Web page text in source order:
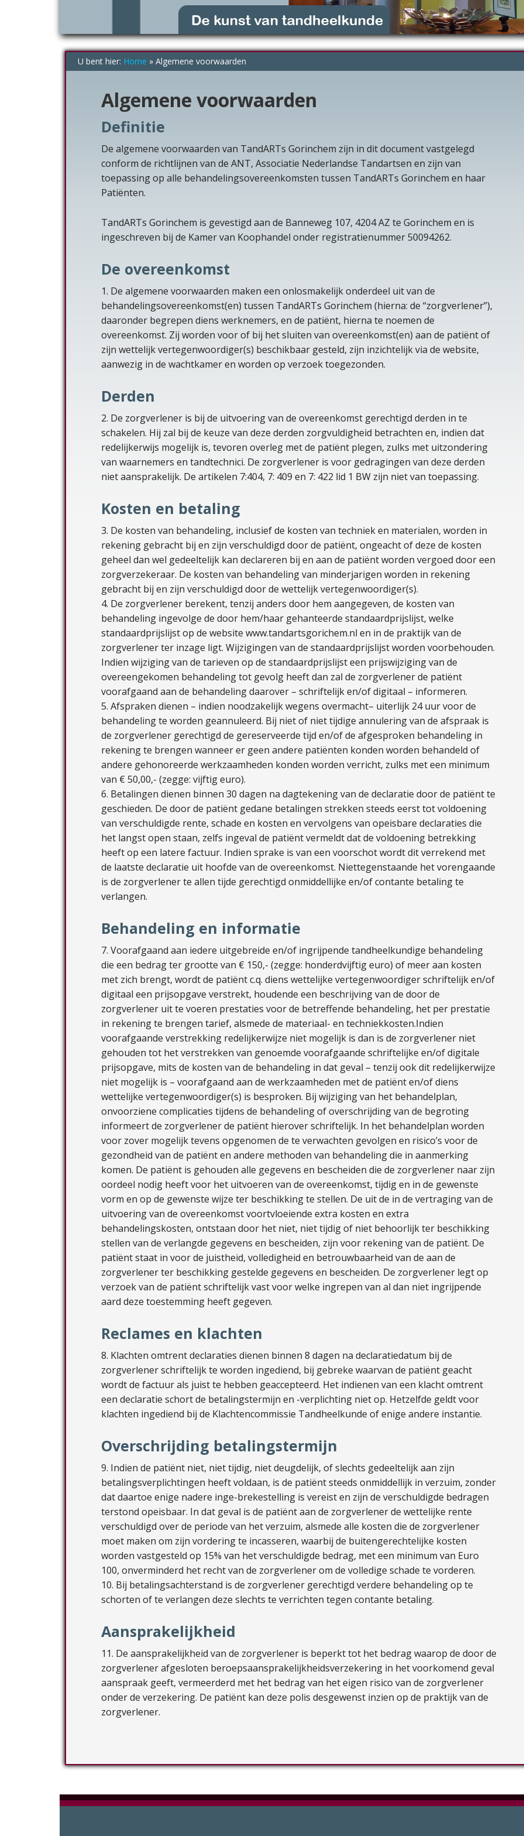
U bent hier: Home » Algemene voorwaarden
Algemene voorwaarden
Definitie
De algemene voorwaarden van TandARTs Gorinchem zijn in dit document vastgelegd
conform de richtlijnen van de ANT, Associatie Nederlandse Tandartsen en zijn van
toepassing op alle behandelingsovereenkomsten tussen TandARTs Gorinchem en haar
Patiënten.
TandARTs Gorinchem is gevestigd aan de Banneweg 107, 4204 AZ te Gorinchem en is
ingeschreven bij de Kamer van Koophandel onder registratienummer 50094262.
De overeenkomst
1. De algemene voorwaarden maken een onlosmakelijk onderdeel uit van de
behandelingsovereenkomst(en) tussen TandARTs Gorinchem (hierna: de “zorgverlener”),
daaronder begrepen diens werknemers, en de patiënt, hierna te noemen de
overeenkomst. Zij worden voor of bij het sluiten van overeenkomst(en) aan de patiënt of
zijn wettelijk vertegenwoordiger(s) beschikbaar gesteld, zijn inzichtelijk via de website,
aanwezig in de wachtkamer en worden op verzoek toegezonden.
Derden
2. De zorgverlener is bij de uitvoering van de overeenkomst gerechtigd derden in te
schakelen. Hij zal bij de keuze van deze derden zorgvuldigheid betrachten en, indien dat
redelijkerwijs mogelijk is, tevoren overleg met de patiënt plegen, zulks met uitzondering
van waarnemers en tandtechnici. De zorgverlener is voor gedragingen van deze derden
niet aansprakelijk. De artikelen 7:404, 7: 409 en 7: 422 lid 1 BW zijn niet van toepassing.
Kosten en betaling
3. De kosten van behandeling, inclusief de kosten van techniek en materialen, worden in
rekening gebracht bij en zijn verschuldigd door de patiënt, ongeacht of deze de kosten
geheel dan wel gedeeltelijk kan declareren bij en aan de patiënt worden vergoed door een
zorgverzekeraar. De kosten van behandeling van minderjarigen worden in rekening
gebracht bij en zijn verschuldigd door de wettelijk vertegenwoordiger(s).
4. De zorgverlener berekent, tenzij anders door hem aangegeven, de kosten van
behandeling ingevolge de door hem/haar gehanteerde standaardprijslijst, welke
standaardprijslijst op de website www.tandartsgorichem.nl en in de praktijk van de
zorgverlener ter inzage ligt. Wijzigingen van de standaardprijslijst worden voorbehouden.
Indien wijziging van de tarieven op de standaardprijslijst een prijswijziging van de
overeengekomen behandeling tot gevolg heeft dan zal de zorgverlener de patiënt
voorafgaand aan de behandeling daarover – schriftelijk en/of digitaal – informeren.
5. Afspraken dienen – indien noodzakelijk wegens overmacht– uiterlijk 24 uur voor de
behandeling te worden geannuleerd. Bij niet of niet tijdige annulering van de afspraak is
de zorgverlener gerechtigd de gereserveerde tijd en/of de afgesproken behandeling in
rekening te brengen wanneer er geen andere patiënten konden worden behandeld of
andere gehonoreerde werkzaamheden konden worden verricht, zulks met een minimum
van € 50,00,- (zegge: vijftig euro).
6. Betalingen dienen binnen 30 dagen na dagtekening van de declaratie door de patiënt te
geschieden. De door de patiënt gedane betalingen strekken steeds eerst tot voldoening
van verschuldigde rente, schade en kosten en vervolgens van opeisbare declaraties die
het langst open staan, zelfs ingeval de patiënt vermeldt dat de voldoening betrekking
heeft op een latere factuur. Indien sprake is van een voorschot wordt dit verrekend met
de laatste declaratie uit hoofde van de overeenkomst. Niettegenstaande het vorengaande
is de zorgverlener te allen tijde gerechtigd onmiddellijke en/of contante betaling te
verlangen.
Behandeling en informatie
7. Voorafgaand aan iedere uitgebreide en/of ingrijpende tandheelkundige behandeling
die een bedrag ter grootte van € 150,- (zegge: honderdvijftig euro) of meer aan kosten
met zich brengt, wordt de patiënt c.q. diens wettelijke vertegenwoordiger schriftelijk en/of
digitaal een prijsopgave verstrekt, houdende een beschrijving van de door de
zorgverlener uit te voeren prestaties voor de betreffende behandeling, het per prestatie
in rekening te brengen tarief, alsmede de materiaal- en techniekkosten.Indien
voorafgaande verstrekking redelijkerwijze niet mogelijk is dan is de zorgverlener niet
gehouden tot het verstrekken van genoemde voorafgaande schriftelijke en/of digitale
prijsopgave, mits de kosten van de behandeling in dat geval – tenzij ook dit redelijkerwijze
niet mogelijk is – voorafgaand aan de werkzaamheden met de patiënt en/of diens
wettelijke vertegenwoordiger(s) is besproken. Bij wijziging van het behandelplan,
onvoorziene complicaties tijdens de behandeling of overschrijding van de begroting
informeert de zorgverlener de patiënt hierover schriftelijk. In het behandelplan worden
voor zover mogelijk tevens opgenomen de te verwachten gevolgen en risico’s voor de
gezondheid van de patiënt en andere methoden van behandeling die in aanmerking
komen. De patiënt is gehouden alle gegevens en bescheiden die de zorgverlener naar zijn
oordeel nodig heeft voor het uitvoeren van de overeenkomst, tijdig en in de gewenste
vorm en op de gewenste wijze ter beschikking te stellen. De uit de in de vertraging van de
uitvoering van de overeenkomst voortvloeiende extra kosten en extra
behandelingskosten, ontstaan door het niet, niet tijdig of niet behoorlijk ter beschikking
stellen van de verlangde gegevens en bescheiden, zijn voor rekening van de patiënt. De
patiënt staat in voor de juistheid, volledigheid en betrouwbaarheid van de aan de
zorgverlener ter beschikking gestelde gegevens en bescheiden. De zorgverlener legt op
verzoek van de patiënt schriftelijk vast voor welke ingrepen van al dan niet ingrijpende
aard deze toestemming heeft gegeven.
Reclames en klachten
8. Klachten omtrent declaraties dienen binnen 8 dagen na declaratiedatum bij de
zorgverlener schriftelijk te worden ingediend, bij gebreke waarvan de patiënt geacht
wordt de factuur als juist te hebben geaccepteerd. Het indienen van een klacht omtrent
een declaratie schort de betalingstermijn en -verplichting niet op. Hetzelfde geldt voor
klachten ingediend bij de Klachtencommissie Tandheelkunde of enige andere instantie.
Overschrijding betalingstermijn
9. Indien de patiënt niet, niet tijdig, niet deugdelijk, of slechts gedeeltelijk aan zijn
betalingsverplichtingen heeft voldaan, is de patiënt steeds onmiddellijk in verzuim, zonder
dat daartoe enige nadere inge-brekestelling is vereist en zijn de verschuldigde bedragen
terstond opeisbaar. In dat geval is de patiënt aan de zorgverlener de wettelijke rente
verschuldigd over de periode van het verzuim, alsmede alle kosten die de zorgverlener
moet maken om zijn vordering te incasseren, waarbij de buitengerechtelijke kosten
worden vastgesteld op 15% van het verschuldigde bedrag, met een minimum van Euro
100, onverminderd het recht van de zorgverlener om de volledige schade te vorderen.
10. Bij betalingsachterstand is de zorgverlener gerechtigd verdere behandeling op te
schorten of te verlangen deze slechts te verrichten tegen contante betaling.
Aansprakelijkheid
11. De aansprakelijkheid van de zorgverlener is beperkt tot het bedrag waarop de door de
zorgverlener afgesloten beroepsaansprakelijkheidsverzekering in het voorkomend geval
aanspraak geeft, vermeerderd met het bedrag van het eigen risico van de zorgverlener
onder de verzekering. De patiënt kan deze polis desgewenst inzien op de praktijk van de
zorgverlener.